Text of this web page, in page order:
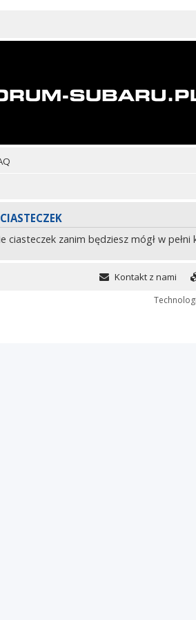
ciasteczek zanim będziesz mógł w
Kontakt z nami